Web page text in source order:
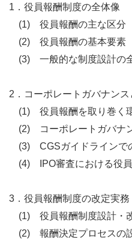
1．役員報酬制度の全体像
(1) 役員報酬の主な区分
(2) 役員報酬の基本要素
(3) 一般的な制度設計の
2．コーポレートガバナンス
(1) 役員報酬を取り巻く
(2) コーポレートガバナ
(3) CGSガイドラインで
(4) IPO審査における役員
3．役員報酬制度の改定実務
(1) 役員報酬制度設計・
(2) 報酬決定プロセスの